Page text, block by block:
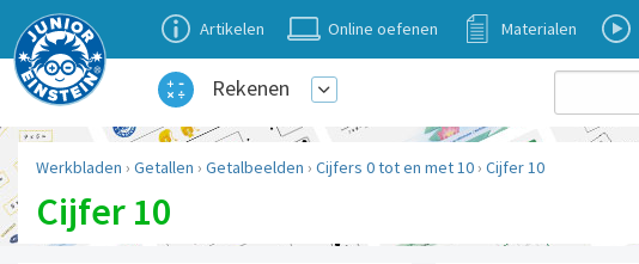
Artikelen Online oefenen Materialen
Rekenen
Werkbladen › Getallen › Getalbeelden › Cijfers 0 tot en met 10 › Cijfer 10
Cijfer 10